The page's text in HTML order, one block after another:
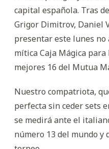
capital española. Tras
Grigor Dimitrov, Daniel
presentar este lunes no
mítica Caja Mágica
mejores 16 del Mutua
Nuestro compatriota,
perfecta sin ceder sets
se medirá ante el
número 13 del mundo y